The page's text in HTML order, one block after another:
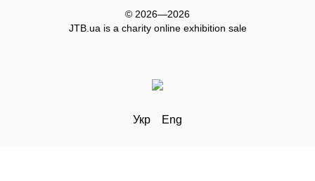
© 2026—2026
JTB.ua is а charity online exhibition sale
Укр Eng